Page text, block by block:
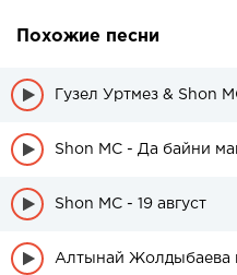
Похожие песни
Shon MC - Да байни
Shon MC - 19 август
Алтынай Жолдыбаева